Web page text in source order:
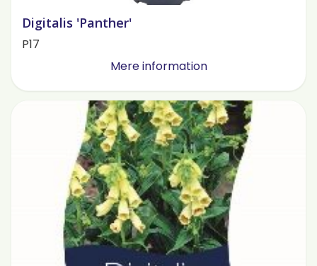
Digitalis 'Panther'
P17
Mere information